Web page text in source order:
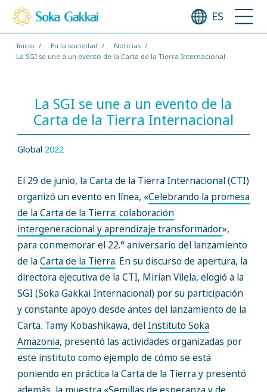
ES
Inicio En la sociedad
Noticias
La SGI se une a un evento de la Carta de la Tierra Internacional
La SGI se une a un evento de la
Carta de la Tierra Internacional
Global 2022
El 29 de junio, la Carta de la Tierra Internacional (CTI)
organizó un evento en línea, «Celebrando la promesa
de la Carta de la Tierra: colaboración
intergeneracional y aprendizaje transformador»,
para conmemorar el 22.° aniversario del lanzamiento
de laCarta de la Tierra. En su discurso de apertura, la
directora ejecutiva de la CTI, Mirian Vilela, elogió a la
SGI (Soka Gakkai Internacional) por su participación
y constante apoyo desde antes del lanzamiento de la
Carta. Tamy Kobashikawa, del Instituto Soka
Amazonia, presentó las actividades organizadas por
este instituto como ejemplo de cómo se está
poniendo en práctica la Carta de la Tierra y presentó